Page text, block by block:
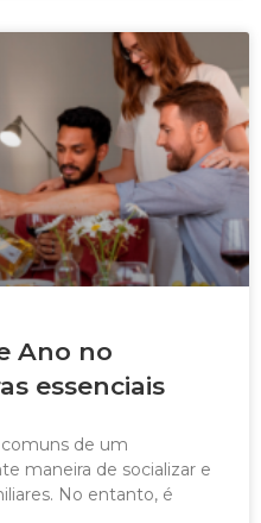
Ano no
essenciais
comuns de um
maneira de socializar e
No entanto, é